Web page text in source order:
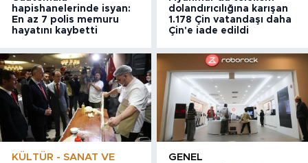
hapishanelerinde isyan:
En az 7 polis memuru
hayatını kaybetti
dolandırıcılığına karışan
1.178 Çin vatandaşı daha
Çin'e iade edildi
KÜLTÜR - SANAT VE
GENEL